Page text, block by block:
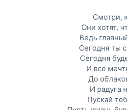
Смотри,
Они хотят,
Ведь
Сегодня ты
Сегодня
И все
До
И радуга
Пускай